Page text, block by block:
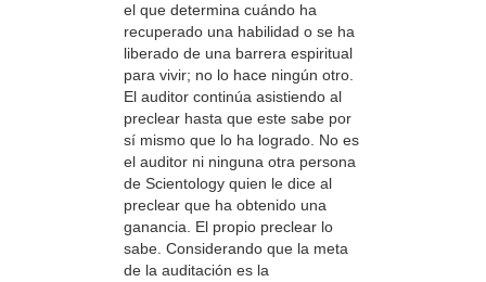
el que determina cuándo ha
recuperado una habilidad o se ha
liberado de una barrera espiritual
para vivir; no lo hace ningún otro.
El auditor continúa asistiendo al
preclear hasta que este sabe por
sí mismo que lo ha logrado. No es
el auditor ni ninguna otra persona
de Scientology quien le dice al
preclear que ha obtenido una
ganancia. El propio preclear lo
sabe. Considerando que la meta
de la auditación es la